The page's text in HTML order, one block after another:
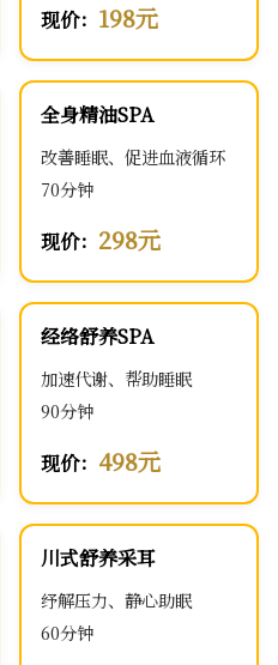
现价： 198元
全身精油SPA
改善睡眠、促进血液循环
70分钟
现价： 298元
经络舒养SPA
加速代谢、帮助睡眠
90分钟
现价： 498元
川式舒养采耳
纾解压力、静心助眠
60分钟